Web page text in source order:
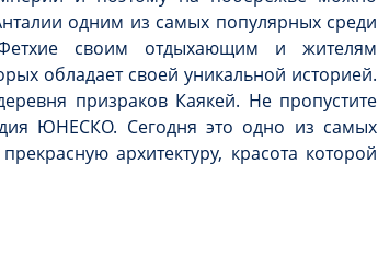
одним из самых популярных среди
Фетхие своим отдыхающим и жителям
обладает своей уникальной историей.
призраков Каякей. Не пропустите
ЮНЕСКО. Сегодня это одно из самых
архитектуру, красота которой